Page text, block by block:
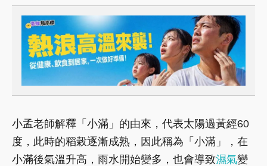
小孟老師解釋「小滿」的由來，代表太陽過黃經60
度，此時的稻榖逐漸成熟，因此稱為「小滿」，在
小滿後氣溫升高，雨水開始變多，也會導致濕氣變